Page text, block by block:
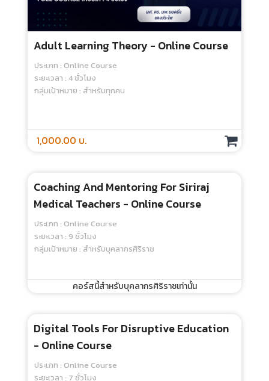
Adult Learning Theory - Online Course
ประเภท : Online Course
ระยะเวลา : 4 ชั่วโมง
กลุ่มเป้าหมาย : สำหรับทุกคน
1,000.00 บ.
Coaching And Mentoring For Siriraj
Medical Teachers - Online Course
ประเภท : Online Course
ระยะเวลา : 9 ชั่วโมง
กลุ่มเป้าหมาย : สำหรับบุคลากรศิริราช
คอร์สนี้สำหรับบุคลากรศิริราชเท่านั้น
Digital Tools For Disruptive Education
- Online Course
ประเภท : Online Course
ระยะเวลา : 7 ชั่วโมง